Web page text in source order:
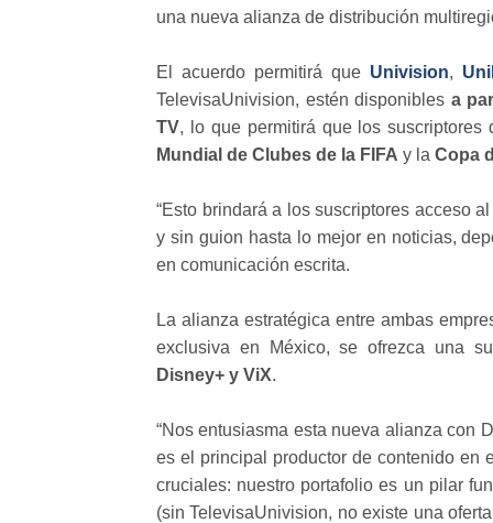
una nueva alianza de distribución
El acuerdo permitirá que Univision,
TelevisaUnivision, estén disponibles a
TV, lo que permitirá que los
Mundial de Clubes de la FIFA y la Copa
“Esto brindará a los suscriptores acceso
y sin guion hasta lo mejor en noticias,
en comunicación escrita.
La alianza estratégica entre ambas
exclusiva en México, se ofrezca una
Disney+ y ViX.
“Nos entusiasma esta nueva alianza con
es el principal productor de contenido en
cruciales: nuestro portafolio es un pilar
(sin TelevisaUnivision, no existe una